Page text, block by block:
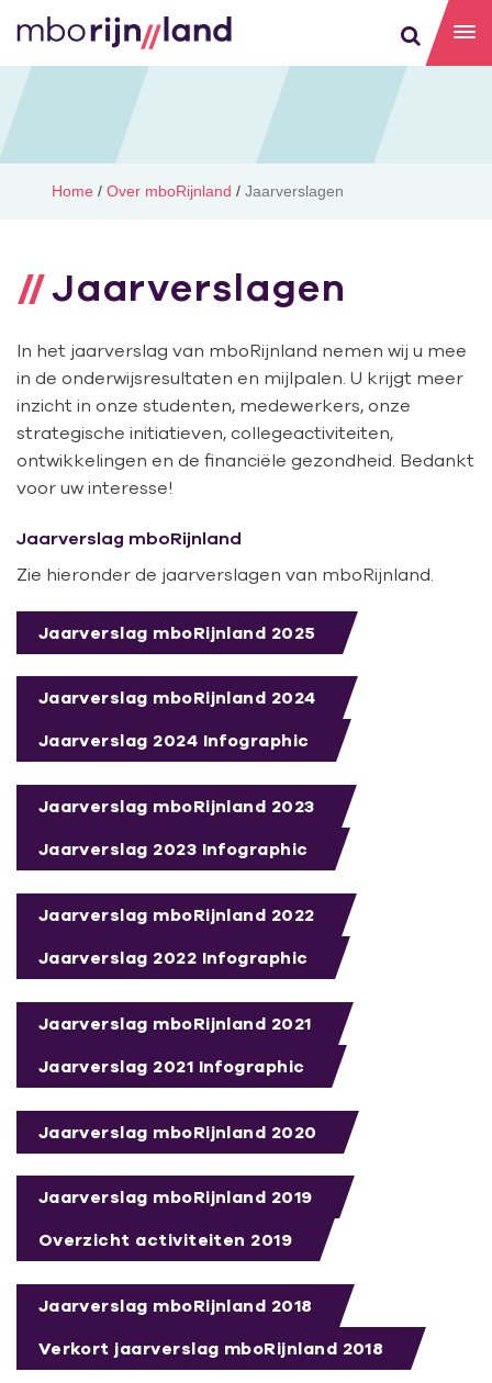
Home /Over mboRijnland /Jaarverslagen
Jaarverslagen
In het jaarverslag van mboRijnland nemen wij u mee
in de onderwijsresultaten en mijlpalen. U krijgt meer
inzicht in onze studenten, medewerkers, onze
strategische initiatieven, collegeactiviteiten,
ontwikkelingen en de financiële gezondheid. Bedankt
voor uw interesse!
Jaarverslag mboRijnland
Zie hieronder de jaarverslagen van mboRijnland.
Jaarverslag mboRijnland 2025
Jaarverslag mboRijnland 2024
Jaarverslag 2024 Infographic
Jaarverslag mboRijnland 2023
Jaarverslag 2023 Infographic
Jaarverslag mboRijnland 2022
Jaarverslag 2022 Infographic
Jaarverslag mboRijnland 2021
Jaarverslag 2021 Infographic
Jaarverslag mboRijnland 2020
Jaarverslag mboRijnland 2019
Overzicht activiteiten 2019
Jaarverslag mboRijnland 2018
Verkort jaarverslag mboRijnland 2018